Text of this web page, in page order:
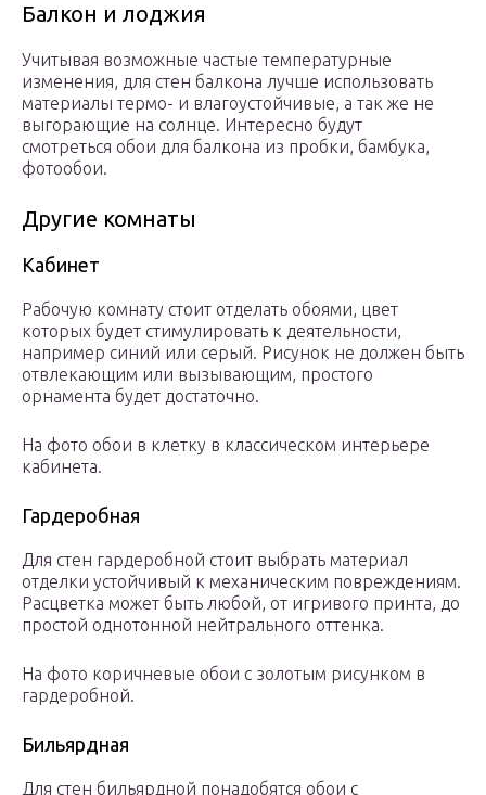
Балкон и лоджия
Учитывая возможные частые температурные
изменения, для стен балкона лучше использовать
материалы термо- и влагоустойчивые, а так же не
выгорающие на солнце. Интересно будут
смотреться обои для балкона из пробки, бамбука,
фотообои.
Другие комнаты
Кабинет
Рабочую комнату стоит отделать обоями, цвет
которых будет стимулировать к деятельности,
например синий или серый. Рисунок не должен быть
отвлекающим или вызывающим, простого
орнамента будет достаточно.
На фото обои в клетку в классическом интерьере
кабинета.
Гардеробная
Для стен гардеробной стоит выбрать материал
отделки устойчивый к механическим повреждениям.
Расцветка может быть любой, от игривого принта, до
простой однотонной нейтрального оттенка.
На фото коричневые обои с золотым рисунком в
гардеробной.
Бильярдная
Для стен бильярдной понадобятся обои с